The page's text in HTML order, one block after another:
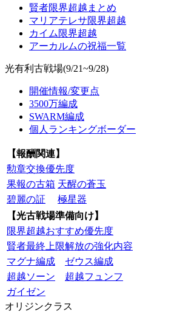
賢者限界超越まとめ
マリアテレサ限界超越
カイム限界超越
アーカルムの祝福一覧
光有利古戦場(9/21~9/28)
開催情報/変更点
3500万編成
SWARM編成
個人ランキングボーダー
【報酬関連】
勲章交換優先度
果報の古箱 天醒の蒼玉
碧麗の証
極星器
【光古戦場準備向け】
限界超越おすすめ優先度
賢者最終上限解放の強化内容
マグナ編成
ゼウス編成
超越ソーン
超越フュンフ
ガイゼン
オリジンクラス